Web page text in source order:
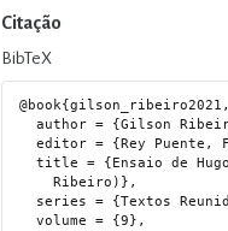
Citação
BibTeX
@book{gilson_ribeiro2021,
  author = {Gilson Ribeiro, Leo},
  editor = {Rey Puente, Fernando},
  title = {Ensaio de Hugo von Hofmannsthal (tradução de Leo Gilson
  volume = {9},